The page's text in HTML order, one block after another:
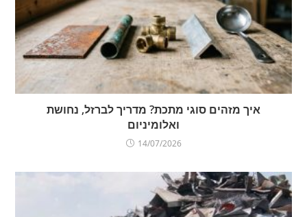
איך מזהים סוגי מתכת? מדריך לברזל, נחושת
ואלומיניום
14/07/2026